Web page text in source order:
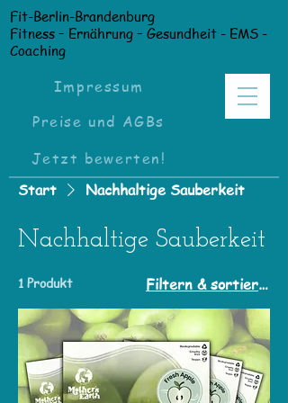
Fit-Berlin-Brandenburg
Fitness – Ernährung – Gesundheit - EMS -
Coaching
Impressum
Preise und AGBs
Jetzt bewerten!
Start
Nachhaltige Sauberkeit
Nachhaltige Sauberkeit
1 Produkt Filtern & sortieren